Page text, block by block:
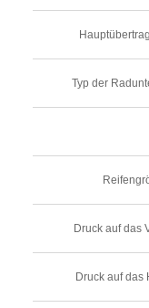
Typ der
Druck auf das
Druck auf das